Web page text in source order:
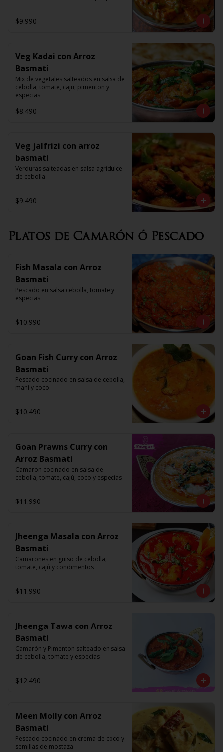
$9.990
Veg Kadai con Arroz
Basmati
Mix de vegetales salteados en salsa de
cebolla, tomate, caju, pimenton y
especias
$8.490
Veg jalfrizi con arroz
basmati
Verduras salteadas en salsa agridulce
de cebolla
$9.490
Platos de Camarón ó Pescado
Fish Masala con Arroz
Basmati
Pescado en salsa cebolla, tomate y
especias
$10.990
Goan Fish Curry con Arroz
Basmati
Pescado cocinado en salsa de cebolla,
maní y coco.
$10.490
Goan Prawns Curry con
Arroz Basmati
Camaron cocinado en salsa de
cebolla, tomate, cajú, coco y especias
$11.990
Jheenga Masala con Arroz
Basmati
Camarones en guiso de cebolla,
tomate, cajú y condimentos
$11.990
Jheenga Tawa con Arroz
Basmati
Camarón y Pimenton salteado en salsa
de cebolla, tomate y especias
$12.490
Meen Molly con Arroz
Basmati
Pescado cocinado en crema de coco y
semillas de mostaza